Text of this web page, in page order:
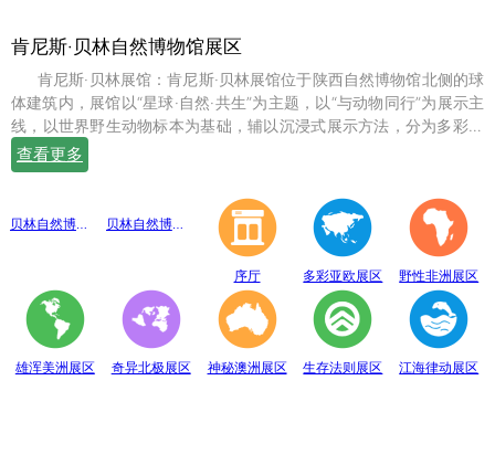
肯尼斯·贝林自然博物馆展区
体建筑内，展馆以“星球·自然·共生”为主题，以“与动物同行”为展示主
线，以世界野生动物标本为基础，辅以沉浸式展示方法，分为多彩亚
欧、野性非洲、雄浑美洲、奇异北极、神秘澳洲、生存法则、江海律
动、穹幕影院、勇敢者通道、互动体验等10个展示体验区，共展出七
查看更多
贝林自然博物馆趣味互动展区 贝林自然博物馆山海经奇展区
序厅 多彩亚欧展区 野性非洲展区
雄浑美洲展区 奇异北极展区 神秘澳洲展区 生存法则展区 江海律动展区